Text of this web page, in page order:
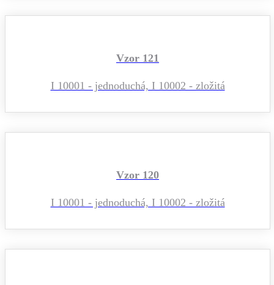
Vzor 121
I 10001 - jednoduchá, I 10002 - zložitá
Vzor 120
I 10001 - jednoduchá, I 10002 - zložitá